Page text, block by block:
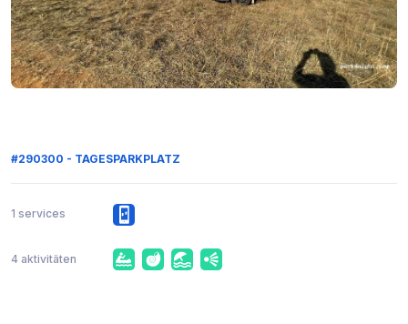
#290300 - TAGESPARKPLATZ
1 services
4 aktivitäten